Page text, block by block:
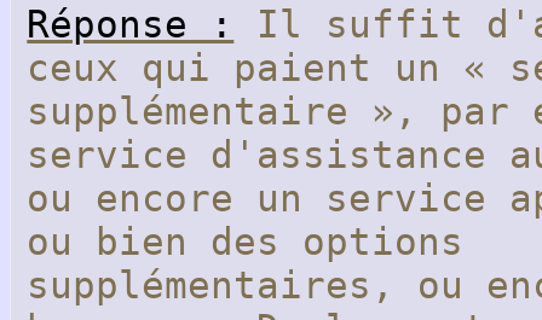
Réponse :
Il suffit
ceux qui paient un «
supplémentaire », par
service d'assistance
ou encore un service
ou bien des options
supplémentaires, ou